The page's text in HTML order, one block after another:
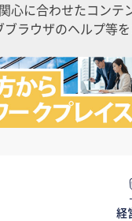
に合わせたコン
ラウザのヘルプ等
経